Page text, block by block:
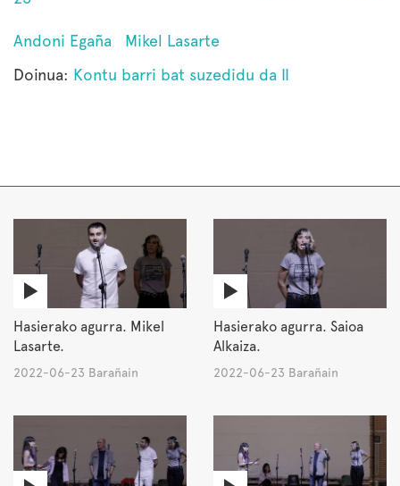
Andoni Egaña
Mikel Lasarte
Doinua: Kontu barri bat suzedidu da II
Hasierako agurra. Mikel
Lasarte.
2022-06-23 Barañain
Hasierako agurra. Saioa
Alkaiza.
2022-06-23 Barañain